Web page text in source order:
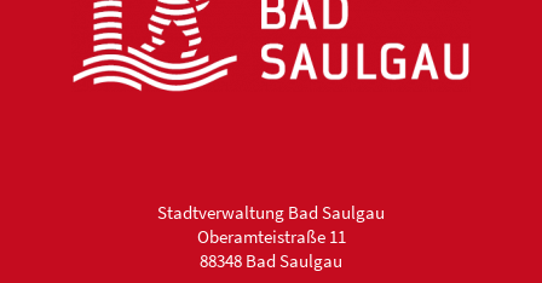
Stadtverwaltung Bad Saulgau
Oberamteistraße 11
88348 Bad Saulgau